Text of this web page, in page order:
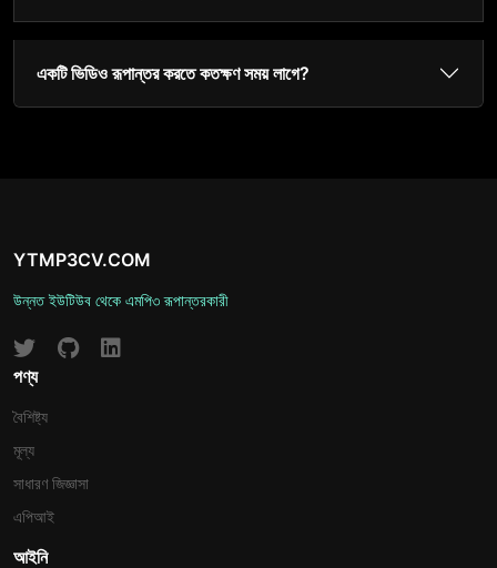
একটি ভিডিও রূপান্তর করতে কতক্ষণ সময় লাগে?
YTMP3CV.COM
উন্নত ইউটিউব থেকে এমপি৩ রূপান্তরকারী
পণ্য
বৈশিষ্ট্য
মূল্য
সাধারণ জিজ্ঞাসা
এপিআই
আইনি